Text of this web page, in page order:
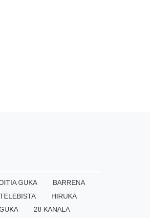
GUKA
BARRENA
HIRUKA
28 KANALA